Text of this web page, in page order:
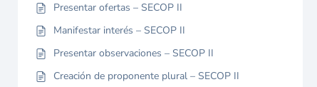
Presentar ofertas – SECOP II
Manifestar interés – SECOP II
Presentar observaciones – SECOP II
Creación de proponente plural – SECOP II